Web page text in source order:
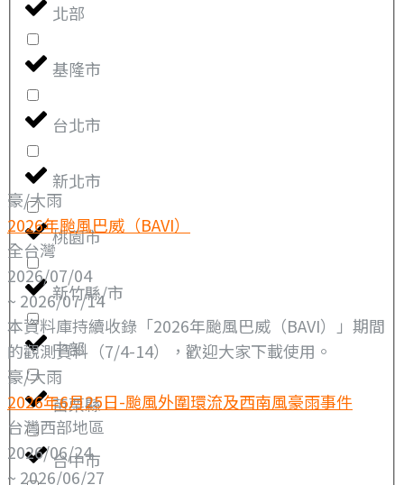
北部
基隆市
台北市
新北市
桃園市
新竹縣/市
中部
苗栗縣
台中市
豪/大雨
2026年颱風巴威（BAVI）
全台灣
2026/07/04
~ 2026/07/14
本資料庫持續收錄「2026年颱風巴威（BAVI）」期間
的觀測資料（7/4-14），歡迎大家下載使用。
豪/大雨
2026年6月25日-颱風外圍環流及西南風豪雨事件
台灣西部地區
2026/06/24
~ 2026/06/27